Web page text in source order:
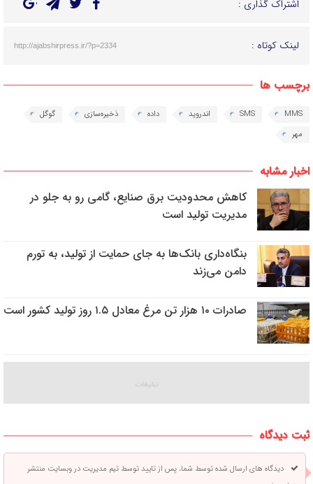
اشتراک گذاری :
لینک کوتاه : http://ajabshirpress.ir/?p=2334
برچسب ها
MMS
SMS اندروید داده ذخیره‌سازی
گوگل
مهر
اخبار مشابه
کاهش محدودیت برق صنایع، گامی رو به جلو در
مدیریت تولید است
بنگاه‌داری بانک‌ها به جای حمایت از تولید، به تورم
دامن می‌زند
صادرات ۱۰ هزار تن مرغ معادل ۱.۵ روز تولید کشور است
ثبت دیدگاه
دیدگاه های ارسال شده توسط شما، پس از تایید توسط تیم مدیریت در وبسایت منتشر